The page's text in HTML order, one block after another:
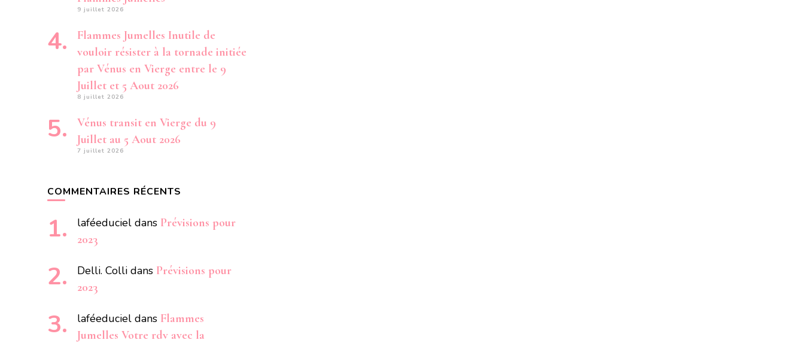
9 juillet 2026
Flammes Jumelles Inutile de
vouloir résister à la tornade initiée
par Vénus en Vierge entre le 9
Juillet et 5 Aout 2026
8 juillet 2026
Vénus transit en Vierge du 9
Juillet au 5 Aout 2026
7 juillet 2026
COMMENTAIRES RÉCENTS
laféeduciel dans Prévisions pour
2023
Delli. Colli dans Prévisions pour
2023
laféeduciel dans Flammes
Jumelles Votre rdv avec la